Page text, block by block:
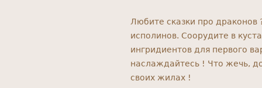
Любите сказки про драконов
исполинов. Соорудите в
ингридиентов для первого
наслаждайтесь ! Что жечь,
своих жилах !